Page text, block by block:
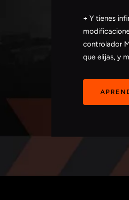
+ Y tienes
controlador
que elijas, y